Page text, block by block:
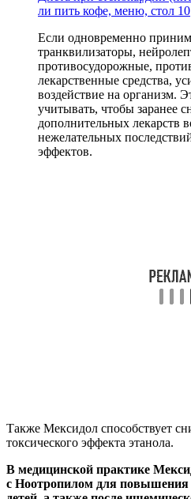
ли пить кофе, меню, стол 10
Если одновременно
транквилизаторы,
противосудорожные,
лекарственные средства,
воздействие на организм.
учитывать, чтобы заранее
дополнительных лекарств
нежелательных
эффектов.
Также Мексидол способствует
токсического эффекта этанола.
В медицинской практике
с Ноотропилом для повышения